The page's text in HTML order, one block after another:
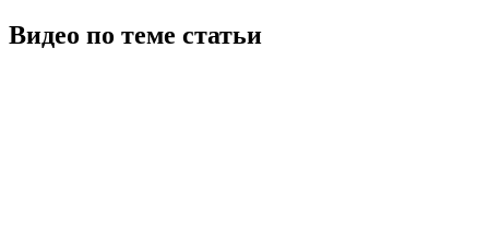
Видео по теме статьи